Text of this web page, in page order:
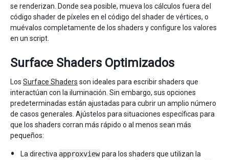
se renderizan. Donde sea posible, mueva los cálculos fuera del
código shader de píxeles en el código del shader de vértices, o
muévalos completamente de los shaders y configure los valores
en un script.
Surface Shaders Optimizados
Los Surface Shaders son ideales para escribir shaders que
interactúan con la iluminación. Sin embargo, sus opciones
predeterminadas están ajustadas para cubrir un amplio número
de casos generales. Ajústelos para situaciones específicas para
que los shaders corran más rápido o al menos sean más
pequeños:
La directiva approxview para los shaders que utilizan la